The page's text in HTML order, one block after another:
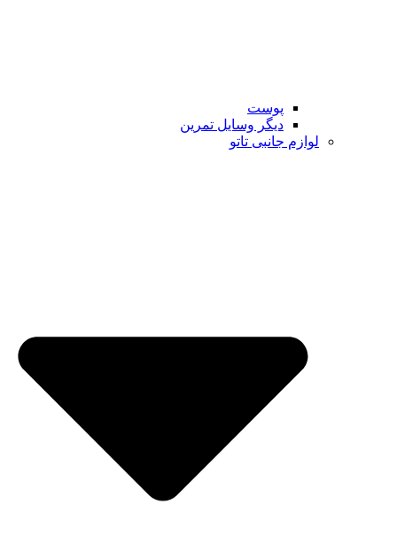
پوست
دیگر وسایل تمرین
لوازم جانبی تاتو